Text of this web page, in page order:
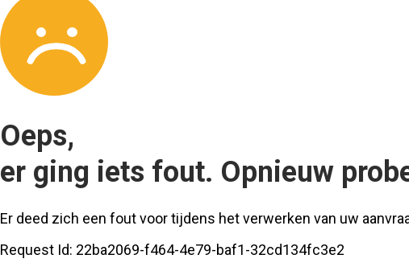
Oeps,
er ging iets fout. Opnieuw
Er deed zich een fout voor tijdens het verwerken van uw
Request Id: 22ba2069-f464-4e79-baf1-32cd134fc3e2